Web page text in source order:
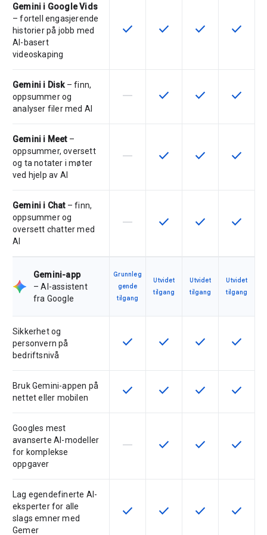
Gemini i Google Vids
– fortell engasjerende
historier på jobb med
AI-basert
videoskaping
Denne funksjonen er tilgjengelig
check Denne funksjonen er
check Denne
check Denne
check
Gemini i Disk– finn,
oppsummer og
analyser filer med AI
Denne funksjonen støttes ikke av
horizontal_rule Denne funksjonen er
check Denne
check Denne
check
Gemini i Meet–
oppsummer, oversett
og ta notater i møter
ved hjelp av AI
Denne funksjonen støttes ikke av
horizontal_rule Denne funksjonen er
check Denne
check Denne
check
Gemini i Chat– finn,
oppsummer og
oversett chatter med
AI
Denne funksjonen støttes ikke av
horizontal_rule Denne funksjonen er
check Denne
check Denne
check
Gemini-app
– AI-assistent
fra Google
Grunnleg
gende
tilgang
Utvidet
tilgang
Utvidet
tilgang
Utvidet
tilgang
Sikkerhet og
personvern på
bedriftsnivå
Denne funksjonen er tilgjengelig
check Denne funksjonen er
check Denne
check Denne
check
Bruk Gemini-appen på
nettet eller mobilen
Denne funksjonen er tilgjengelig
check Denne funksjonen er
check Denne
check Denne
check
Googles mest
avanserte AI-modeller
for komplekse
oppgaver
Denne funksjonen støttes ikke av
horizontal_rule Denne funksjonen er
check Denne
check Denne
check
Lag egendefinerte AI-
eksperter for alle
slags emner med
Gemer
Denne funksjonen er tilgjengelig
check Denne funksjonen er
check Denne
check Denne
check